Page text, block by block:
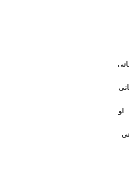
مهربانی : استاد محمد اسحاق نثا